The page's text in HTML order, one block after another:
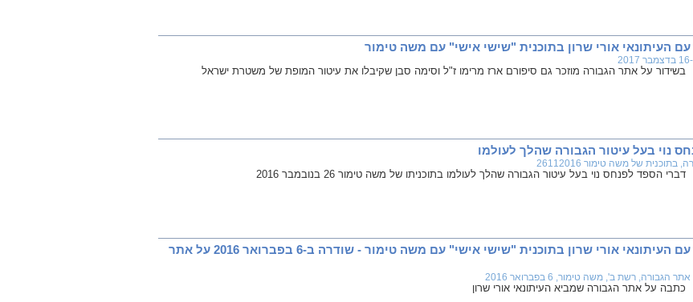
העיתונאי אורי שרון בתוכנית "שישי אישי" עם משה טימור
בשידור על אתר הגבורה מוזכר גם סיפורם ארז מרימו ז"ל וסימה סבן שקיבלו את עיטור המופת של משטרת ישראל
נוי בעל עיטור הגבורה שהלך לעולמו
בתוכנית של משה טימור 26112016
דברי הספד לפנחס נוי בעל עיטור הגבורה שהלך לעולמו בתוכניתו של משה טימור 26 בנובמבר 2016
שיחה ברשת ב' עם העיתונאי אורי שרון בתוכנית "שישי אישי" עם משה טימור - שודרה ב-6 בפברואר 2016 על אתר
אתר הגבורה, רשת ב', משה טימור, 6 בפברואר 2016
כתבה על אתר הגבורה שמביא העיתונאי אורי שרון